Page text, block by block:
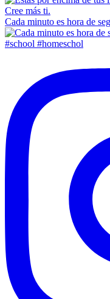
Cada minuto es hora de